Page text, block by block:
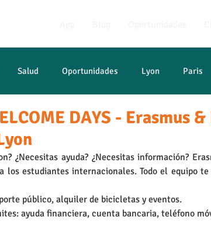
Salud Oportunidades Lyon Paris
DAYS - Erasmus
¿Necesitas ayuda? ¿Necesitas información?
los estudiantes internacionales. Todo el equipo
público, alquiler de bicicletas y eventos.
ayuda financiera, cuenta bancaria, teléfono